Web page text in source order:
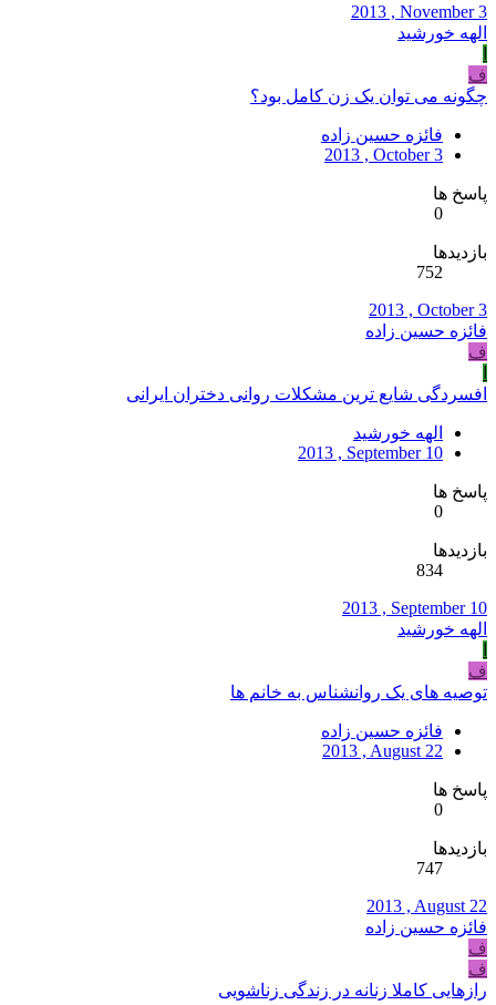
2013 , November 3
الهه خورشید
ف
چگونه می توان یک زن کامل بود؟
فائزه حسین زاده
2013 , October 3
پاسخ ها
0
بازدیدها
752
2013 , October 3
فائزه حسین زاده
ف
افسردگی شایع ترین مشکلات روانی دختران ایرانی
الهه خورشید
2013 , September 10
پاسخ ها
0
بازدیدها
834
2013 , September 10
الهه خورشید
ف
توصیه های یک روانشناس به خانم ها
فائزه حسین زاده
2013 , August 22
پاسخ ها
0
بازدیدها
747
2013 , August 22
فائزه حسین زاده
ف
ف
رازهایی کاملا زنانه در زندگی زناشویی